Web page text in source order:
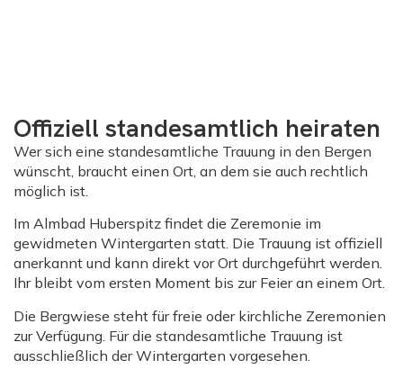
Offiziell standesamtlich heiraten
Wer sich eine standesamtliche Trauung in den Bergen
wünscht, braucht einen Ort, an dem sie auch rechtlich
möglich ist.
Im Almbad Huberspitz findet die Zeremonie im
gewidmeten Wintergarten statt. Die Trauung ist offiziell
anerkannt und kann direkt vor Ort durchgeführt werden.
Ihr bleibt vom ersten Moment bis zur Feier an einem Ort.
Die Bergwiese steht für freie oder kirchliche Zeremonien
zur Verfügung. Für die standesamtliche Trauung ist
ausschließlich der Wintergarten vorgesehen.